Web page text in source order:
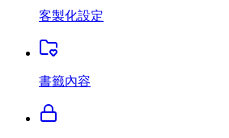
客製化設定
書籤內容